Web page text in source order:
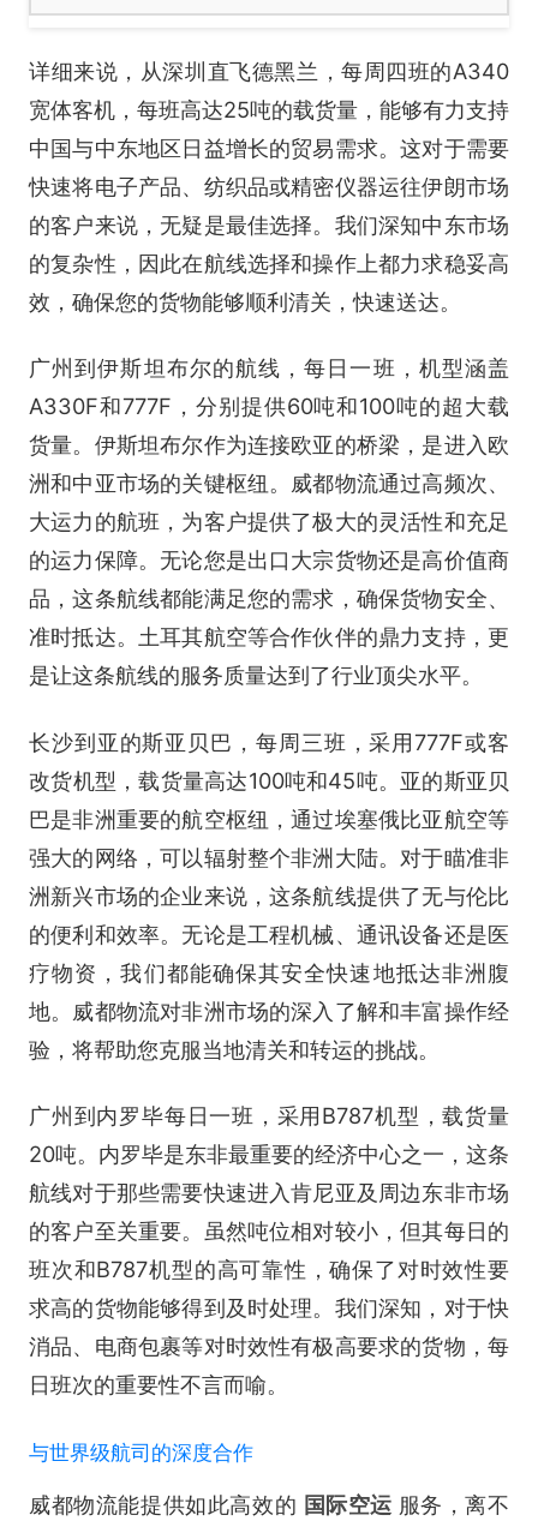
详细来说，从深圳直飞德黑兰，每周四班的A340
宽体客机，每班高达25吨的载货量，能够有力支持
中国与中东地区日益增长的贸易需求。这对于需要
快速将电子产品、纺织品或精密仪器运往伊朗市场
的客户来说，无疑是最佳选择。我们深知中东市场
的复杂性，因此在航线选择和操作上都力求稳妥高
效，确保您的货物能够顺利清关，快速送达。
广州到伊斯坦布尔的航线，每日一班，机型涵盖
A330F和777F，分别提供60吨和100吨的超大载
货量。伊斯坦布尔作为连接欧亚的桥梁，是进入欧
洲和中亚市场的关键枢纽。威都物流通过高频次、
大运力的航班，为客户提供了极大的灵活性和充足
的运力保障。无论您是出口大宗货物还是高价值商
品，这条航线都能满足您的需求，确保货物安全、
准时抵达。土耳其航空等合作伙伴的鼎力支持，更
是让这条航线的服务质量达到了行业顶尖水平。
长沙到亚的斯亚贝巴，每周三班，采用777F或客
改货机型，载货量高达100吨和45吨。亚的斯亚贝
巴是非洲重要的航空枢纽，通过埃塞俄比亚航空等
强大的网络，可以辐射整个非洲大陆。对于瞄准非
洲新兴市场的企业来说，这条航线提供了无与伦比
的便利和效率。无论是工程机械、通讯设备还是医
疗物资，我们都能确保其安全快速地抵达非洲腹
地。威都物流对非洲市场的深入了解和丰富操作经
验，将帮助您克服当地清关和转运的挑战。
广州到内罗毕每日一班，采用B787机型，载货量
20吨。内罗毕是东非最重要的经济中心之一，这条
航线对于那些需要快速进入肯尼亚及周边东非市场
的客户至关重要。虽然吨位相对较小，但其每日的
班次和B787机型的高可靠性，确保了对时效性要
求高的货物能够得到及时处理。我们深知，对于快
消品、电商包裹等对时效性有极高要求的货物，每
日班次的重要性不言而喻。
与世界级航司的深度合作
威都物流能提供如此高效的 国际空运 服务，离不